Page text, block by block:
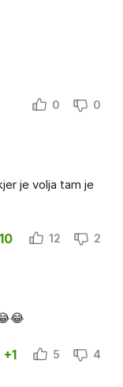
0 0
je volja tam je
12 2
+1 5 4